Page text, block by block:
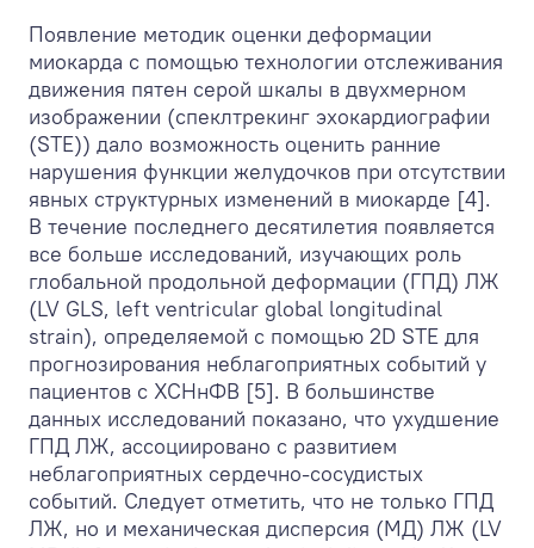
Появление методик оценки деформации
миокарда с помощью технологии отслеживания
движения пятен серой шкалы в двухмерном
изображении (спеклтрекинг эхокардиографии
(STE)) дало возможность оценить ранние
нарушения функции желудочков при отсутствии
явных структурных изменений в миокарде [4].
В течение последнего десятилетия появляется
все больше исследований, изучающих роль
глобальной продольной деформации (ГПД) ЛЖ
(LV GLS, left ventricular global longitudinal
strain), определяемой с помощью 2D STE для
прогнозирования неблагоприятных событий у
пациентов с ХСНнФВ [5]. В большинстве
данных исследований показано, что ухудшение
ГПД ЛЖ, ассоциировано с развитием
неблагоприятных сердечно-сосудистых
событий. Следует отметить, что не только ГПД
ЛЖ, но и механическая дисперсия (МД) ЛЖ (LV